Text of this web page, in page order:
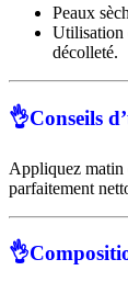
Peaux
Utilisation
décolleté.
👌Conseils
Appliquez matin
parfaitement
👌